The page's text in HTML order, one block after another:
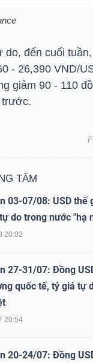
đến cuối
- 26,390 VND/
giảm 90 - 110
trước.
TÂM
03-07/08: USD thế
do trong nước "hạ
20:02
27-31/07: Đồng
quốc tế, tỷ giá tự
20:54
20-24/07: Đồng